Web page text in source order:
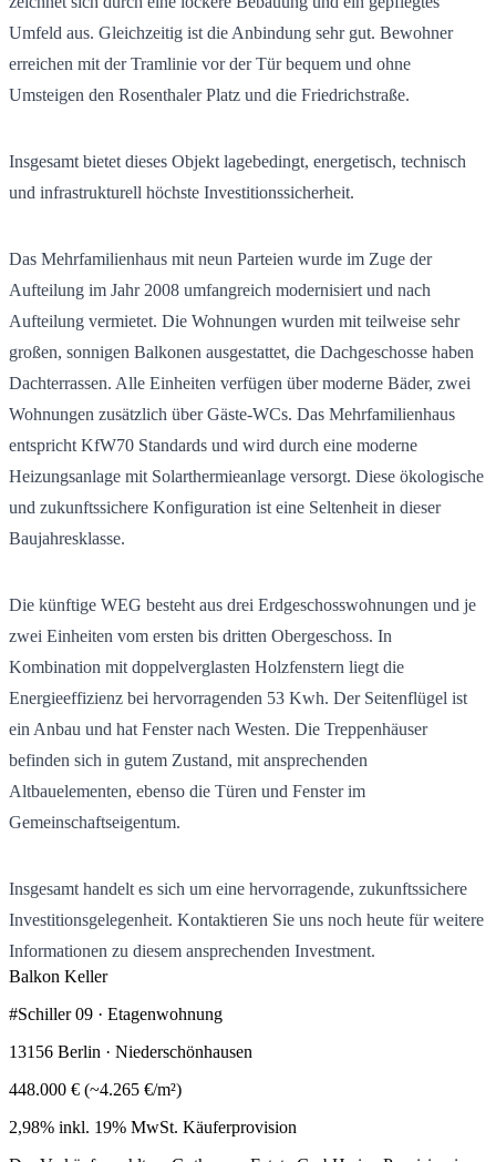
Umfeld aus. Gleichzeitig ist die Anbindung sehr gut. Bewohner
erreichen mit der Tramlinie vor der Tür bequem und ohne
Umsteigen den Rosenthaler Platz und die Friedrichstraße.
Insgesamt bietet dieses Objekt lagebedingt, energetisch, technisch
und infrastrukturell höchste Investitionssicherheit.
Das Mehrfamilienhaus mit neun Parteien wurde im Zuge der
Aufteilung im Jahr 2008 umfangreich modernisiert und nach
Aufteilung vermietet. Die Wohnungen wurden mit teilweise sehr
großen, sonnigen Balkonen ausgestattet, die Dachgeschosse haben
Dachterrassen. Alle Einheiten verfügen über moderne Bäder, zwei
Wohnungen zusätzlich über Gäste-WCs. Das Mehrfamilienhaus
entspricht KfW70 Standards und wird durch eine moderne
Heizungsanlage mit Solarthermieanlage versorgt. Diese ökologische
und zukunftssichere Konfiguration ist eine Seltenheit in dieser
Baujahresklasse.
Die künftige WEG besteht aus drei Erdgeschosswohnungen und je
zwei Einheiten vom ersten bis dritten Obergeschoss. In
Kombination mit doppelverglasten Holzfenstern liegt die
Energieeffizienz bei hervorragenden 53 Kwh. Der Seitenflügel ist
ein Anbau und hat Fenster nach Westen. Die Treppenhäuser
befinden sich in gutem Zustand, mit ansprechenden
Altbauelementen, ebenso die Türen und Fenster im
Gemeinschaftseigentum.
Insgesamt handelt es sich um eine hervorragende, zukunftssichere
Investitionsgelegenheit. Kontaktieren Sie uns noch heute für weitere
Informationen zu diesem ansprechenden Investment.
Balkon Keller
#Schiller 09 · Etagenwohnung
13156 Berlin · Niederschönhausen
448.000 € (~4.265 €/m²)
2,98% inkl. 19% MwSt. Käuferprovision